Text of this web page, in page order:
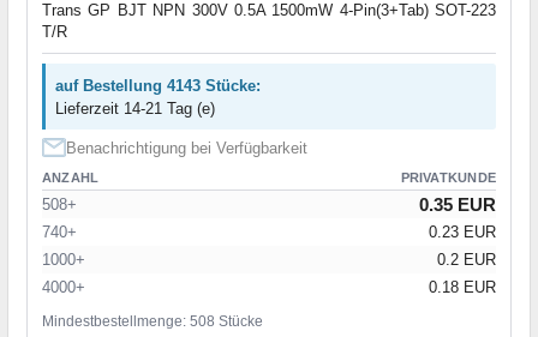
Trans GP BJT NPN 300V 0.5A 1500mW 4-Pin(3+Tab) SOT-223
T/R
auf Bestellung 4143 Stücke:
Lieferzeit 14-21 Tag (e)
Benachrichtigung bei Verfügbarkeit
ANZAHL PRIVATKUNDE
508+ 0.35 EUR
740+
0.23 EUR
1000+
0.2 EUR
4000+
0.18 EUR
Mindestbestellmenge: 508 Stücke